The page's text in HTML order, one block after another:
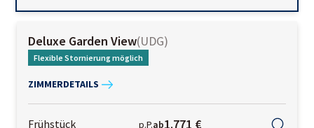
Deluxe Garden View(UDG)
Flexible Stornierung möglich
ZIMMERDETAILS
Frühstück p.P.ab1.771 €